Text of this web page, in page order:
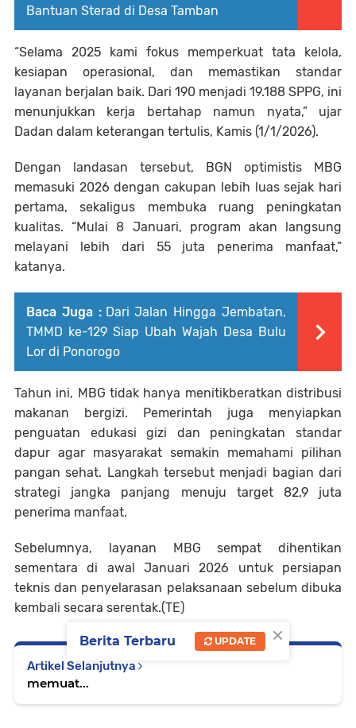
Bantuan Sterad di Desa Tamban
“Selama 2025 kami fokus memperkuat tata kelola,
kesiapan operasional, dan memastikan standar
layanan berjalan baik. Dari 190 menjadi 19.188 SPPG, ini
menunjukkan kerja bertahap namun nyata,” ujar
Dadan dalam keterangan tertulis, Kamis (1/1/2026).
Dengan landasan tersebut, BGN optimistis MBG
memasuki 2026 dengan cakupan lebih luas sejak hari
pertama, sekaligus membuka ruang peningkatan
kualitas. “Mulai 8 Januari, program akan langsung
melayani lebih dari 55 juta penerima manfaat,”
katanya.
Baca Juga : Dari Jalan Hingga Jembatan,
TMMD ke-129 Siap Ubah Wajah Desa Bulu
Lor di Ponorogo
Tahun ini, MBG tidak hanya menitikberatkan distribusi
makanan bergizi. Pemerintah juga menyiapkan
penguatan edukasi gizi dan peningkatan standar
dapur agar masyarakat semakin memahami pilihan
pangan sehat. Langkah tersebut menjadi bagian dari
strategi jangka panjang menuju target 82,9 juta
penerima manfaat.
Sebelumnya, layanan MBG sempat dihentikan
sementara di awal Januari 2026 untuk persiapan
teknis dan penyelarasan pelaksanaan sebelum dibuka
kembali secara serentak.(TE)
Artikel Selanjutnya
memuat...
×
Berita Terbaru UPDATE